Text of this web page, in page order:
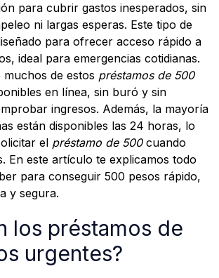
para cubrir gastos inesperados, sin
ni largas esperas. Este tipo de
para ofrecer acceso rápido a
ideal para emergencias cotidianas.
de estos préstamos de 500
en línea, sin buró y sin
ingresos. Además, la mayoría
están disponibles las 24 horas, lo
el préstamo de 500cuando
En este artículo te explicamos todo
para conseguir 500 pesos rápido,
y segura.
los préstamos de
urgentes?